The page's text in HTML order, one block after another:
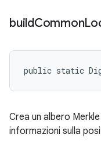
buildCommon
public static
Crea un albero
informazioni sulla